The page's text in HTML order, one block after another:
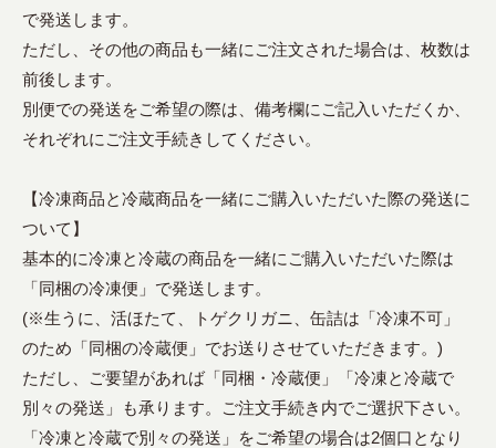
で発送します。
ただし、その他の商品も一緒にご注文された場合は、枚数は
前後します。
別便での発送をご希望の際は、備考欄にご記入いただくか、
それぞれにご注文手続きしてください。
【冷凍商品と冷蔵商品を一緒にご購入いただいた際の発送に
ついて】
基本的に冷凍と冷蔵の商品を一緒にご購入いただいた際は
「同梱の冷凍便」で発送します。
(※生うに、活ほたて、トゲクリガニ、缶詰は「冷凍不可」
のため「同梱の冷蔵便」でお送りさせていただきます。)
ただし、ご要望があれば「同梱・冷蔵便」「冷凍と冷蔵で
別々の発送」も承ります。ご注文手続き内でご選択下さい。
「冷凍と冷蔵で別々の発送」をご希望の場合は2個口となり